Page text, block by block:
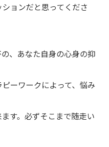
ョンだと思ってくださ
、あなた自身の心身の抑
ーワークによって、悩み
す。必ずそこまで随走い